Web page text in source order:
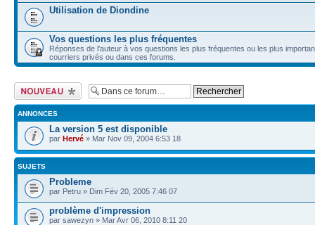
Utilisation de Diondine
Vos questions les plus fréquentes
Réponses de l'auteur à vos questions les plus fréquentes ou les plus
courriers privés ou dans ces forums.
Écrire un nouveau
sujet
ANNONCES
La version 5 est disponible
par Hervé » Mar Nov 09, 2004 6:53 18
SUJETS
Probleme
par Petru » Dim Fév 20, 2005 7:46 07
problème d'impression
par sawezyn » Mar Avr 06, 2010 8:11 20